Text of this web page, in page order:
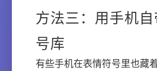
方法三：用手机
号库
有些手机在表情符号里也藏